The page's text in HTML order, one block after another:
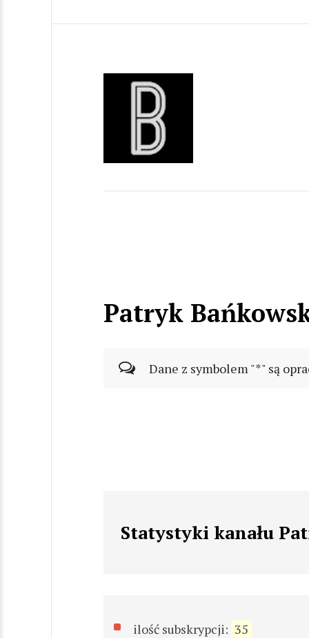
Patryk
Dane z symbolem "*" są
Statystyki kanału
ilość subskrypcji: 35